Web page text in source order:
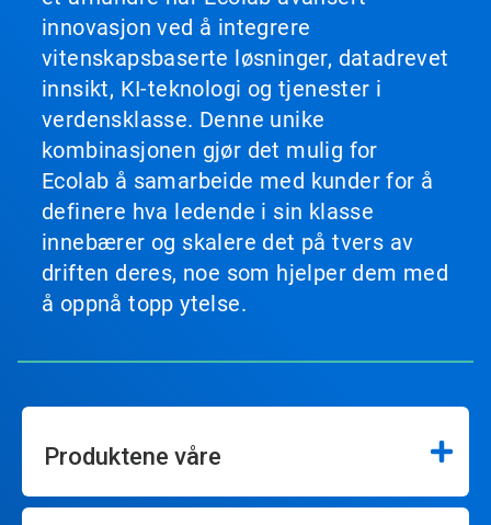
innovasjon ved å integrere
vitenskapsbaserte løsninger, datadrevet
innsikt, KI-teknologi og tjenester i
verdensklasse. Denne unike
kombinasjonen gjør det mulig for
Ecolab å samarbeide med kunder for å
definere hva ledende i sin klasse
innebærer og skalere det på tvers av
driften deres, noe som hjelper dem med
å oppnå topp ytelse.
Produktene våre